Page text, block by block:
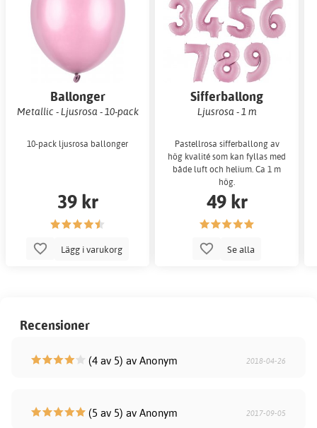
Ballonger
Metallic - Ljusrosa - 10-pack
10-pack ljusrosa ballonger
39 kr
Lägg i varukorg
Sifferballong
Ljusrosa - 1 m
Pastellrosa sifferballong av
hög kvalité som kan fyllas med
både luft och helium. Ca 1 m
hög.
49 kr
Se alla
Recensioner
(4 av 5) av Anonym 2018-04-26
(5 av 5) av Anonym 2017-09-05